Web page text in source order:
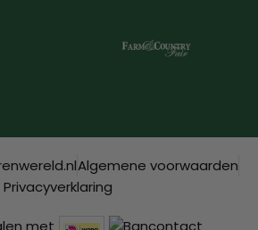
Algemene voorwaarden
Privacyverklaring